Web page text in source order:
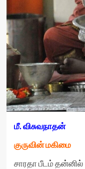
மீ. விசுவநாதன்
குருவின் மகிமை
சாரதா பீடம் தன்னில்